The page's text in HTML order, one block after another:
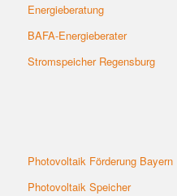
Energieberatung
BAFA-Energieberater
Stromspeicher Regensburg
Photovoltaik Förderung Bayern
PhotovoltaikSpeicher